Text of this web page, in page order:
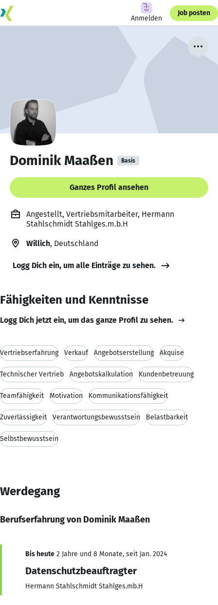
Anmelden
Job posten
Dominik Maaßen Basis
Ganzes Profil ansehen
Angestellt, Vertriebsmitarbeiter, Hermann
Stahlschmidt Stahlges.m.b.H
Willich, Deutschland
Logg Dich ein, um alle Einträge zu sehen.
Fähigkeiten und Kenntnisse
Logg Dich jetzt ein, um das ganze Profil zu sehen.
Vertriebserfahrung Verkauf Angebotserstellung Akquise
Technischer Vertrieb Angebotskalkulation Kundenbetreuung
Teamfähigkeit Motivation Kommunikationsfähigkeit
Zuverlässigkeit Verantwortungsbewusstsein Belastbarkeit
Selbstbewusstsein
Werdegang
Berufserfahrung von Dominik Maaßen
Bis heute 2 Jahre und 8 Monate, seit Jan. 2024
Datenschutzbeauftragter
Hermann Stahlschmidt Stahlges.mb.H